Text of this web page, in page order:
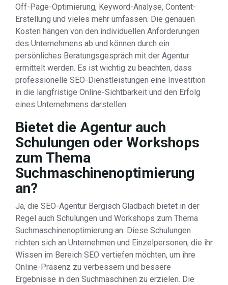
Off-Page-Optimierung, Keyword-Analyse, Content-
Erstellung und vieles mehr umfassen. Die genauen
Kosten hängen von den individuellen Anforderungen
des Unternehmens ab und können durch ein
persönliches Beratungsgespräch mit der Agentur
ermittelt werden. Es ist wichtig zu beachten, dass
professionelle SEO-Dienstleistungen eine Investition
in die langfristige Online-Sichtbarkeit und den Erfolg
eines Unternehmens darstellen.
Bietet die Agentur auch
Schulungen oder Workshops
zum Thema
Suchmaschinenoptimierung
an?
Ja, die SEO-Agentur Bergisch Gladbach bietet in der
Regel auch Schulungen und Workshops zum Thema
Suchmaschinenoptimierung an. Diese Schulungen
richten sich an Unternehmen und Einzelpersonen, die ihr
Wissen im Bereich SEO vertiefen möchten, um ihre
Online-Präsenz zu verbessern und bessere
Ergebnisse in den Suchmaschinen zu erzielen. Die